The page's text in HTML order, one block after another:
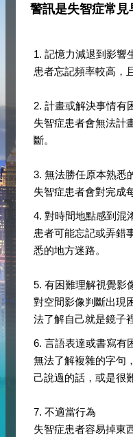
警訊是失智症常見
1. 記憶力減退到影響
患者忘記頻率較高，
2. 計畫或解決事情有
失智症患者會無法計
斷。
3. 無法勝任原本熟悉
失智症患者會對完成
4. 對時間地點感到混
患者可能忘記或弄錯
悉的地方迷路。
5. 有困難理解視覺影
對空間影像判斷出現
法了解自己就是鏡子
6. 言語表達或書寫有
無法了解複雜的字句
己說過的話，或是很
7. 不適當行為
失智症患者容易掉東